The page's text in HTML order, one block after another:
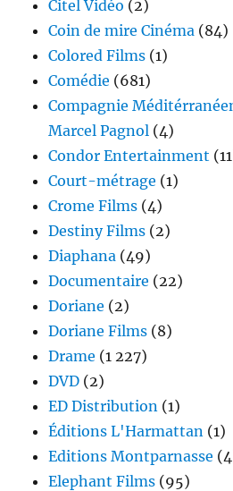
Citel Vidéo (2)
Coin de mire Cinéma (84)
Colored Films (1)
Comédie (681)
Compagnie
Marcel Pagnol (4)
Condor Entertainment
Court-métrage (1)
Crome Films (4)
Destiny Films (2)
Diaphana (49)
Documentaire (22)
Doriane (2)
Doriane Films (8)
Drame (1 227)
DVD (2)
ED Distribution (1)
Éditions L'Harmattan (1)
Editions Montparnasse
Elephant Films (95)